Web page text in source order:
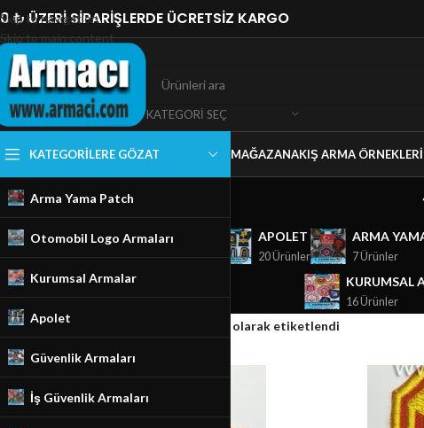
Skip to navigation
Skip to main content
₺ ÜZERİ SİPARİŞLERDE ÜCRETSİZ KARGO
KATEGORI SEÇ
KATEGORILERE GÖZAT
Arma Yama Patch
Otomobil Logo Armaları
Kurumsal Armalar
Apolet
Güvenlik Armaları
İş Güvenlik Armaları
MAĞAZANAKIŞ ARMA ÖRNEKLERI
GÜVENLIK ARMALARI
18 Ürünler
APOLET
20 Ürünler
ARMA
7 Ürünler
KURUMSAL
16 Ürünler
Ana Sayfa/Mağaza Ürünler “itfaiye logo” olarak etiketlendi